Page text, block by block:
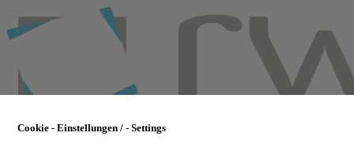
to
main
Cookie - Einstellungen / - Settings